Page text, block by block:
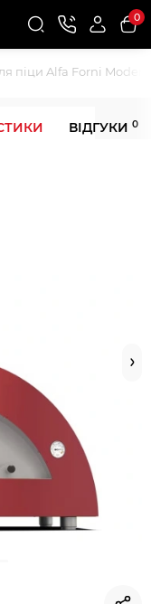
0
піци Alfa Forni
ВІДГУКИ 0